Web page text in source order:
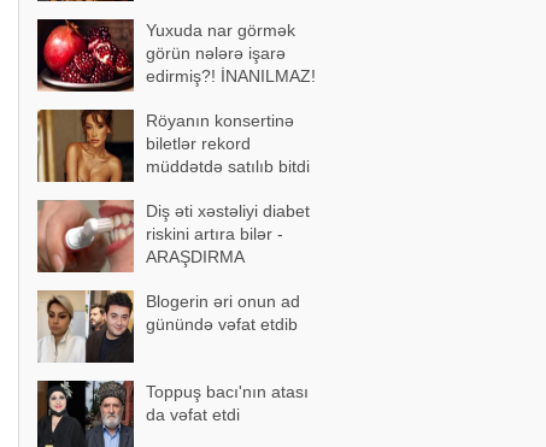
Yuxuda nar görmək
görün nələrə işarə
edirmiş?! İNANILMAZ!
Röyanın konsertinə
biletlər rekord
müddətdə satılıb bitdi
Diş əti xəstəliyi diabet
riskini artıra bilər -
ARAŞDIRMA
Blogerin əri onun ad
günündə vəfat etdib
Toppuş bacı'nın atası
da vəfat etdi